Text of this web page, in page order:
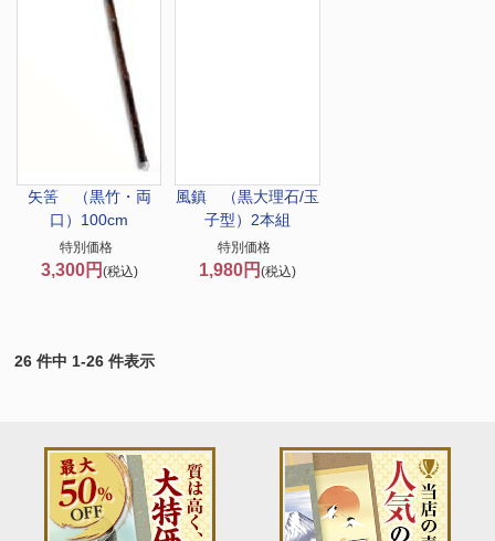
矢筈 （黒竹・両
口）100cm
特別価格
3,300円 (税込)
風鎮 （黒大理石/玉
子型）2本組
特別価格
1,980円 (税込)
26 件中 1-26 件表示